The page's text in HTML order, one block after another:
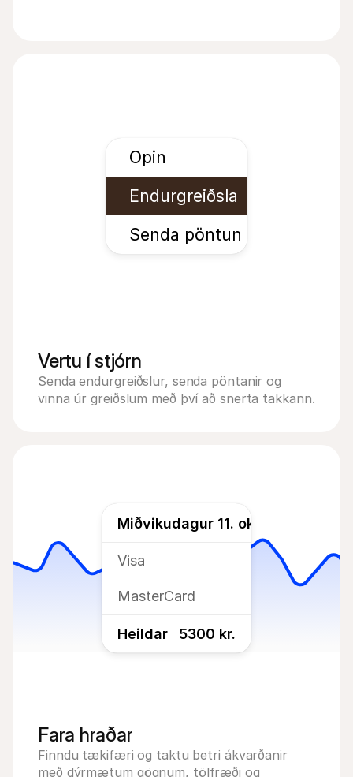
Opin
Endurgreiðsla
Senda pöntun
Vertu í stjórn
Senda endurgreiðslur, senda pöntanir og
vinna úr greiðslum með því að snerta takkann.
Miðvikudagur 11. október
Visa
MasterCard
Heildar 5300 kr.
Fara hraðar
Finndu tækifæri og taktu betri ákvarðanir
með dýrmætum gögnum, tölfræði og